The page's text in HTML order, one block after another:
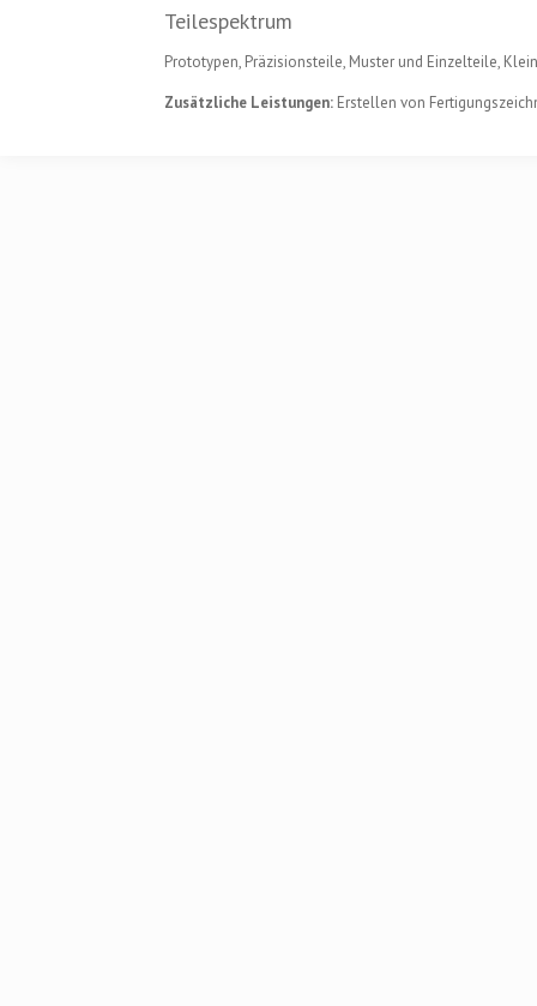
Teilespektrum
Prototypen, Präzisionsteile, Muster und Einzelteile,
Zusätzliche Leistungen: Erstellen von